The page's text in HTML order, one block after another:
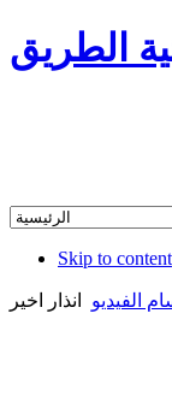
الطريق
Skip to content
الفيديو انذار اخير